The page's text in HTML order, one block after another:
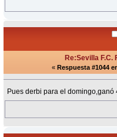
Re:Sevilla F.C.
« Respuesta #1044
Pues derbi para el domingo,ganó